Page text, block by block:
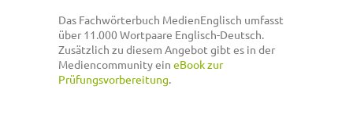
Das Fachwörterbuch MedienEnglisch umfasst
über 11.000 Wortpaare Englisch-Deutsch.
Zusätzlich zu diesem Angebot gibt es in der
Mediencommunity ein eBook zur
Prüfungsvorbereitung.